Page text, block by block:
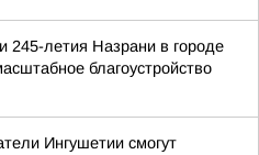
245-летия Назрани в городе
благоустройство
Ингушетии смогут